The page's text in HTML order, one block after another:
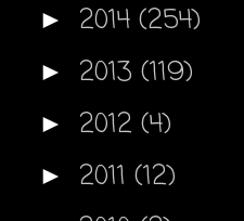
► 2014 (254)
► 2013 (119)
► 2012 (4)
► 2011 (12)